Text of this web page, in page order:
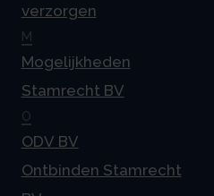
verzorgen
M
Mogelijkheden
Stamrecht BV
O
ODV BV
Ontbinden Stamrecht